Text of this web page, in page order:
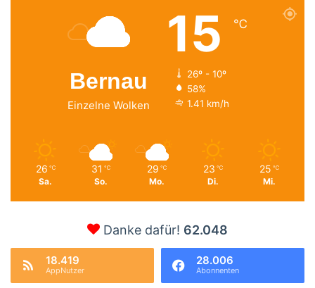
Bernau
Einzelne Wolken
15 ℃
26º - 10º
58%
1.41 km/h
26 ℃
Sa.
31 ℃
So.
29 ℃
Mo.
23 ℃
Di.
25 ℃
Mi.
Danke dafür! 62.048
18.419
AppNutzer
28.006
Abonnenten